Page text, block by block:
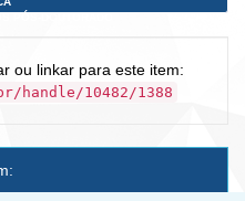
ou linkar para este item:
10482/1388